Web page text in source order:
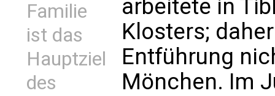
Familie
ist das
Hauptziel
des
arbeitete in
Klosters;
Entführung
Mönchen. Im